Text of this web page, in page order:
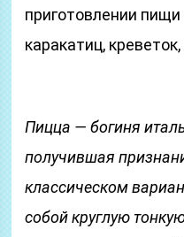
приготовлении
каракатиц,
Пицца — богиня
получившая
классическом
собой круглую